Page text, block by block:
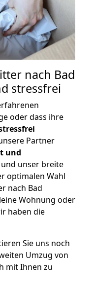
nach Bad
stressfrei
oder dass ihre
Partner
und
unser breite
optimalen Wahl
nach Bad
Wohnung oder
haben die
Sie uns noch
Umzug von
mit Ihnen zu